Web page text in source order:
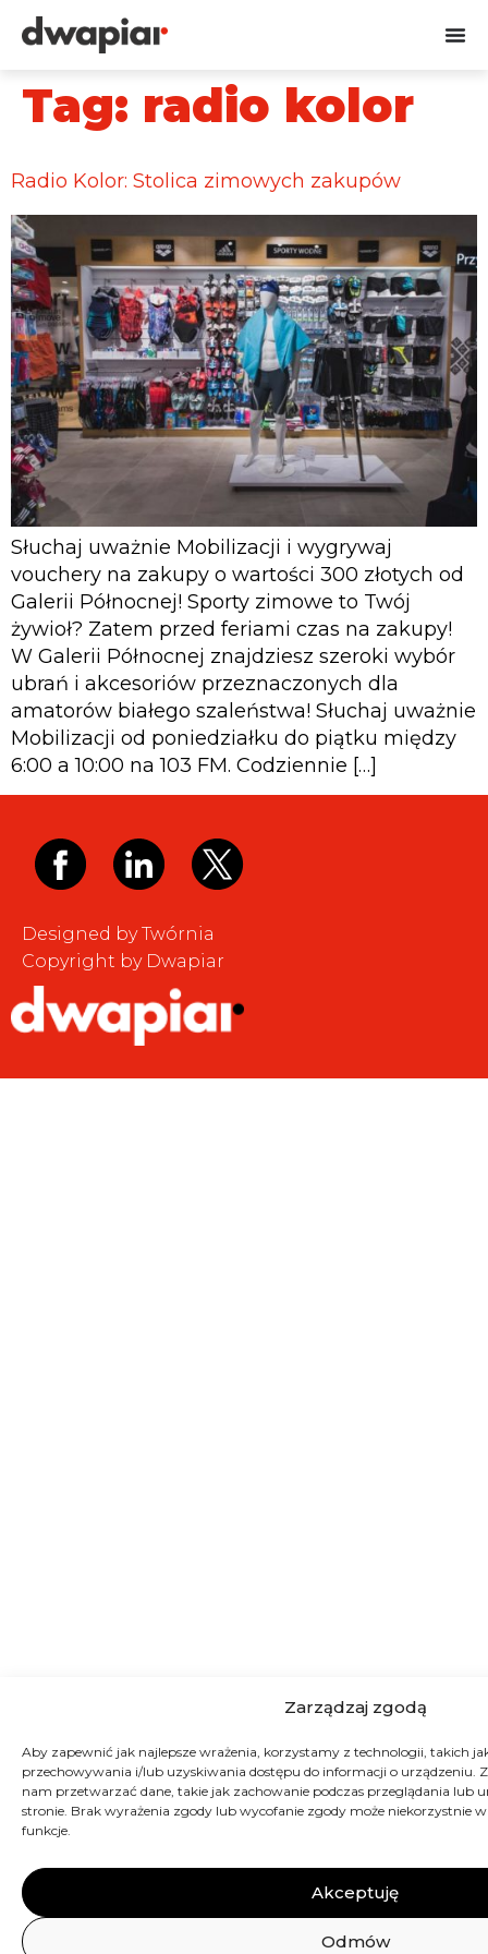
Zarządzaj zgodą
Aby zapewnić jak najlepsze wrażenia, korzystamy z technologii, takich
przechowywania i/lub uzyskiwania dostępu do informacji o urządzeniu.
nam przetwarzać dane, takie jak zachowanie podczas przeglądania lub
stronie. Brak wyrażenia zgody lub wycofanie zgody może niekorzystnie
funkcje.
Akceptuję
Odmów
Tag: radio kolor
Radio Kolor: Stolica zimowych zakupów
Słuchaj uważnie Mobilizacji i wygrywaj
vouchery na zakupy o wartości 300 złotych od
Galerii Północnej! Sporty zimowe to Twój
żywioł? Zatem przed feriami czas na zakupy!
W Galerii Północnej znajdziesz szeroki wybór
ubrań i akcesoriów przeznaczonych dla
amatorów białego szaleństwa! Słuchaj uważnie
Mobilizacji od poniedziałku do piątku między
6:00 a 10:00 na 103 FM. Codziennie […]
Designed by Twórnia
Copyright by Dwapiar